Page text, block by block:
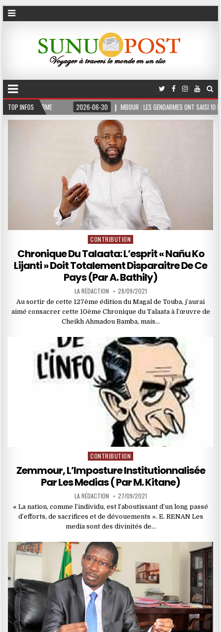
TOP INFOS
MOIS FERME 2026-06-30 MBOUR : LES GENDARMES ONT SAISI 10 KG DE
Posted
in
CONTRIBUTION
Chronique Du Talaata: L’esprit « Nañu Ko
Lijanti » Doit Totalement Disparaitre De Ce
Pays (Par A. Bathily)
LA RÉDACTION 28/09/2021
Au sortir de cette 127ème édition du Magal de Touba, j’aurai
aimé consacrer cette 10ème Chronique du Talaata à l’œuvre de
Cheikh Ahmadou Bamba, mais…
Posted
CONTRIBUTION
Zemmour, L’Imposture Institutionnalisée
Par Les Medias ( Par M. Kitane)
LA RÉDACTION 27/09/2021
« La nation, comme l’individu, est l’aboutissant d’un long passé
d’efforts, de sacrifices et de dévouements ». E. RENAN Les
media sont des divinités de…